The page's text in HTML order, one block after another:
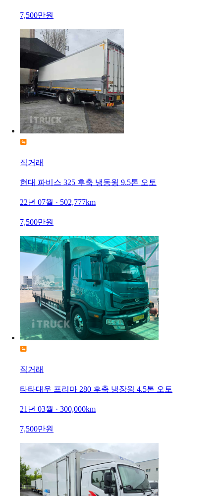
7,500만원
직거래
현대 파비스 325 후축 냉동윙 9.5톤 오토
22년 07월 · 502,777km
7,500만원
직거래
타타대우 프리마 280 후축 냉장윙 4.5톤 오토
21년 03월 · 300,000km
7,500만원